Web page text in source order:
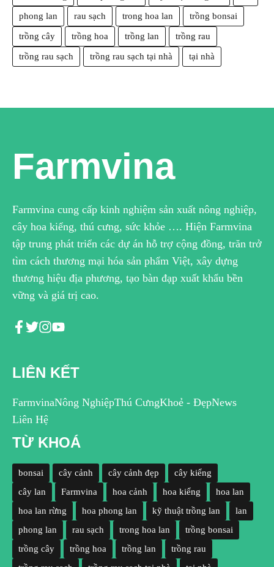
phong lan rau sạch trong hoa lan trồng bonsai
trồng cây trồng hoa trồng lan trồng rau
trồng rau sạch trồng rau sạch tại nhà tại nhà
Farmvina
Farmvina cung cấp kinh nghiệm sản xuất nông nghiệp,
cây hoa kiểng, thú cưng, sức khỏe …. Hiện Farmvina
tập trung phát triển các dự án hỗ trợ cộng đồng, trăn trở
tìm cách thương mại hóa sản phẩm Việt, xây dựng
thương hiệu địa phương, tạo bàn đạp xuất khẩu bền
vững và giá trị cao.
LIÊN KẾT
FarmvinaNông NghiệpThú CưngKhoẻ - ĐẹpNews
Liên Hệ
TỪ KHOÁ
bonsai cây cảnh cây cảnh đẹp
cây kiểng
cây lan
Farmvina hoa cảnh hoa kiểng
hoa lan
hoa lan rừng
hoa phong lan kỹ thuật trồng lan
lan
phong lan
rau sạch trong hoa lan
trồng bonsai
trồng cây
trồng hoa trồng lan
trồng rau